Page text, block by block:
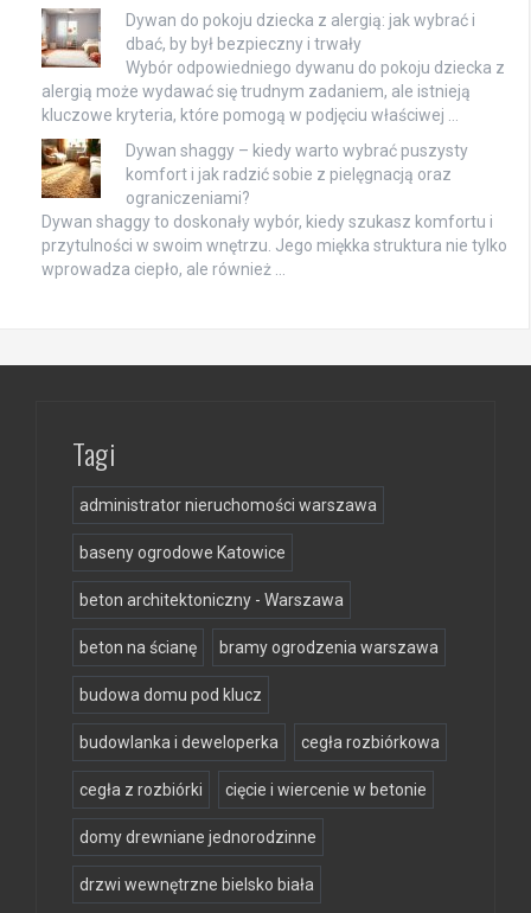
Dywan do pokoju dziecka z alergią: jak wybrać i
dbać, by był bezpieczny i trwały
Wybór odpowiedniego dywanu do pokoju dziecka z
alergią może wydawać się trudnym zadaniem, ale istnieją
kluczowe kryteria, które pomogą w podjęciu właściwej …
Dywan shaggy – kiedy warto wybrać puszysty
komfort i jak radzić sobie z pielęgnacją oraz
ograniczeniami?
Dywan shaggy to doskonały wybór, kiedy szukasz komfortu i
przytulności w swoim wnętrzu. Jego miękka struktura nie tylko
wprowadza ciepło, ale również …
Tagi
administrator nieruchomości warszawa
baseny ogrodowe Katowice
beton architektoniczny - Warszawa
beton na ścianę bramy ogrodzenia warszawa
budowa domu pod klucz
budowlanka i deweloperka cegła rozbiórkowa
cegła z rozbiórki cięcie i wiercenie w betonie
domy drewniane jednorodzinne
drzwi wewnętrzne bielsko biała